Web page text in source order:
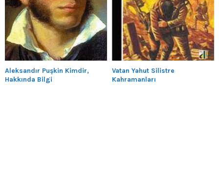
Aleksandır Puşkin Kimdir,
Hakkında Bilgi
Vatan Yahut Silistre
Kahramanları